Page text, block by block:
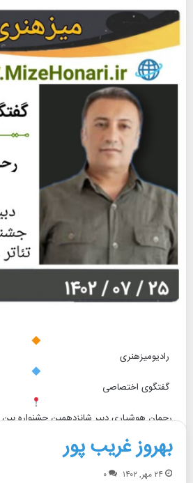
رادیومیزهنری
گفتگوی اختصاصی
رحمان هوشیاری دبیر شانزدهمین جشنواره بین
بیشتر بخوانید »
بهروز غریب پور
۲۴ مهر, ۱۴۰۲ ۰